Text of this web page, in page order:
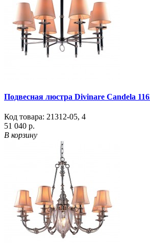
Подвесная люстра Divinare Candela
Код товара: 21312-05, 4
51 040 р.
В корзину